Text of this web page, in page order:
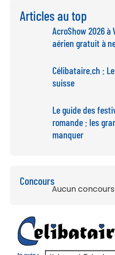
Articles au top
AcroShow 2026
aérien gratuit à
Célibataire.ch :
suisse
Le guide des
romande : les
manquer
Concours
Aucun